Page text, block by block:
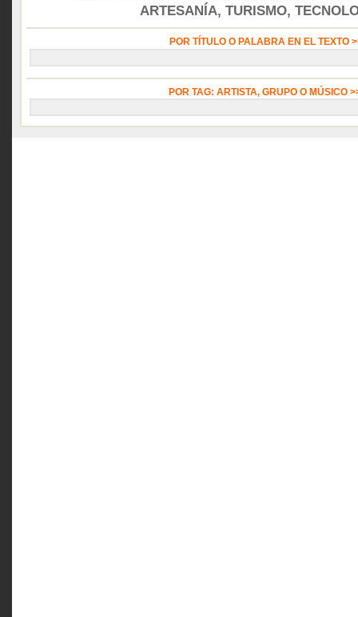
ARTESANÍA, TURISMO,
POR TÍTULO O PALABRA EN EL TEXTO
POR TAG: ARTISTA, GRUPO O MÚSICO